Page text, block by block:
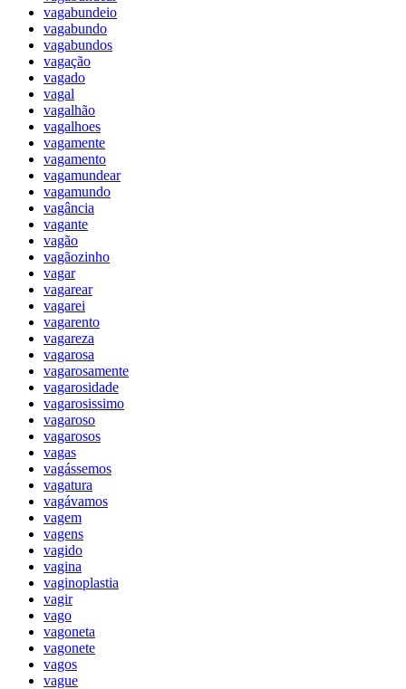
vagabundeio
vagabundo
vagabundos
vagação
vagado
vagal
vagalhão
vagalhoes
vagamente
vagamento
vagamundear
vagamundo
vagância
vagante
vagão
vagãozinho
vagar
vagarear
vagarei
vagarento
vagareza
vagarosa
vagarosamente
vagarosidade
vagarosissimo
vagaroso
vagarosos
vagas
vagássemos
vagatura
vagávamos
vagem
vagens
vagido
vagina
vaginoplastia
vagir
vago
vagoneta
vagonete
vagos
vague